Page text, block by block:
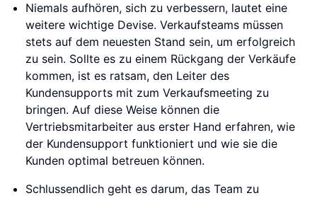
Niemals aufhören, sich zu verbessern, lautet eine
weitere wichtige Devise. Verkaufsteams müssen
stets auf dem neuesten Stand sein, um erfolgreich
zu sein. Sollte es zu einem Rückgang der Verkäufe
kommen, ist es ratsam, den Leiter des
Kundensupports mit zum Verkaufsmeeting zu
bringen. Auf diese Weise können die
Vertriebsmitarbeiter aus erster Hand erfahren, wie
der Kundensupport funktioniert und wie sie die
Kunden optimal betreuen können.
Schlussendlich geht es darum, das Team zu